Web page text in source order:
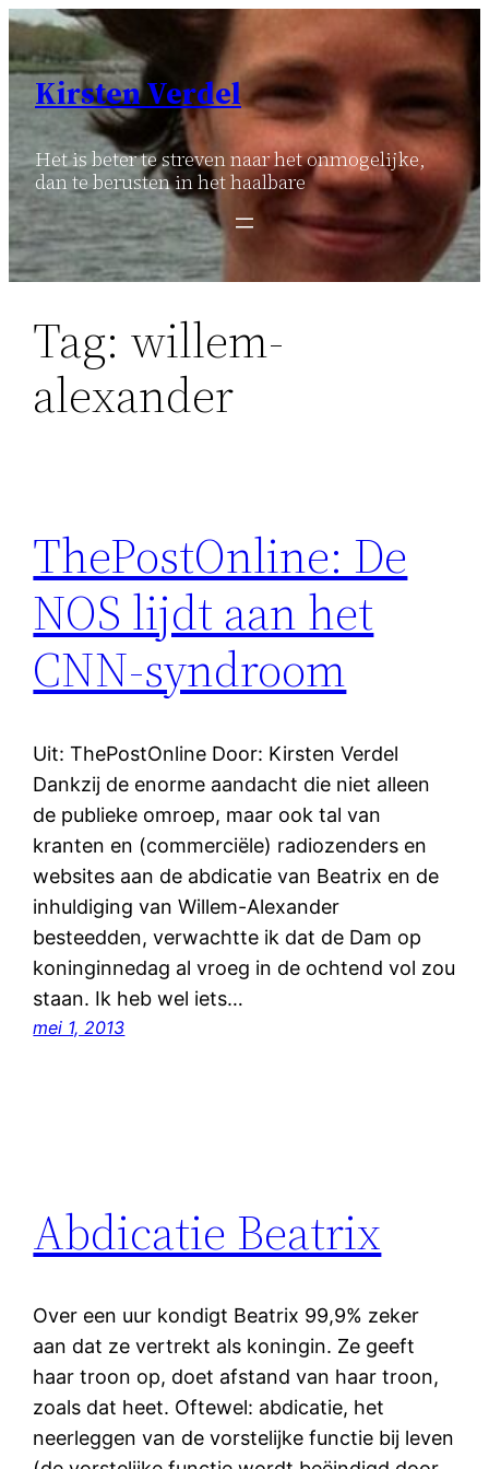
Ga
naar
inhoud
Kirsten Verdel
Het is beter te streven naar het onmogelijke,
dan te berusten in het haalbare
Tag: willem-
alexander
ThePostOnline: De
NOS lijdt aan het
CNN-syndroom
Uit: ThePostOnline Door: Kirsten Verdel
Dankzij de enorme aandacht die niet alleen
de publieke omroep, maar ook tal van
kranten en (commerciële) radiozenders en
websites aan de abdicatie van Beatrix en de
inhuldiging van Willem-Alexander
besteedden, verwachtte ik dat de Dam op
koninginnedag al vroeg in de ochtend vol zou
staan. Ik heb wel iets…
mei 1, 2013
Abdicatie Beatrix
Over een uur kondigt Beatrix 99,9% zeker
aan dat ze vertrekt als koningin. Ze geeft
haar troon op, doet afstand van haar troon,
zoals dat heet. Oftewel: abdicatie, het
neerleggen van de vorstelijke functie bij leven